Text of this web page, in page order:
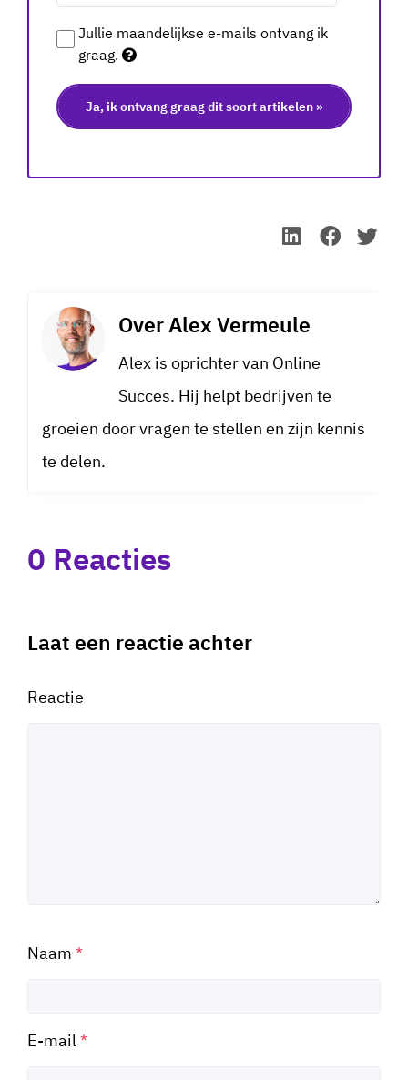
Jullie maandelijkse e-mails ontvang ik
graag.
OverAlex Vermeule
Alex is oprichter van Online
Succes. Hij helpt bedrijven te
groeien door vragen te stellen en zijn kennis
te delen.
0 Reacties
Laat een reactie achter
Reactie
Naam *
E-mail*